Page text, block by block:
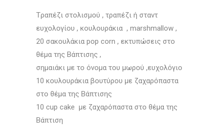
Tραπέζι στολισμού , τραπέζι ή σταντ
ευχολογίου , κουλουράκια , marshmallow ,
20 σακουλάκια pop corn , εκτυπώσεις στο
θέμα της Βάπτισης ,
σημαιάκι με το όνομα του μωρού ,ευχολόγιο
10 κουλουράκια βουτύρου με ζαχαρόπαστα
στο θέμα της Βάπτισης
10 cup cake με ζαχαρόπαστα στο θέμα της
Βάπτιση